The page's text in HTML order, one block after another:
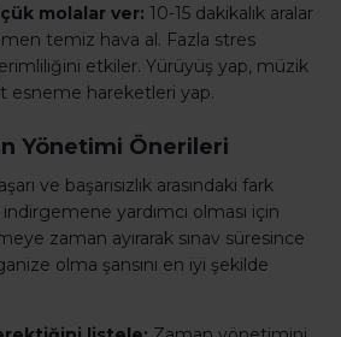
molalar ver: 10-15 dakikalık aralar
temiz hava al. Fazla stres
etkiler. Yürüyüş yap, müzik
esneme hareketleri yap.
Yönetimi Önerileri
ve başarısızlık arasındaki fark
yardımcı olması için
zaman ayırarak sınav süresince
olma şansını en iyi şekilde